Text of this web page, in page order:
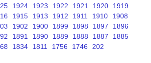
1924 1923 1922 1921 1920
1919
1915 1913 1912 1911 1910
1908
1902 1900 1899 1898 1897
1896
1891 1890 1889 1888 1887
1885
1834 1811 1756 1746 202